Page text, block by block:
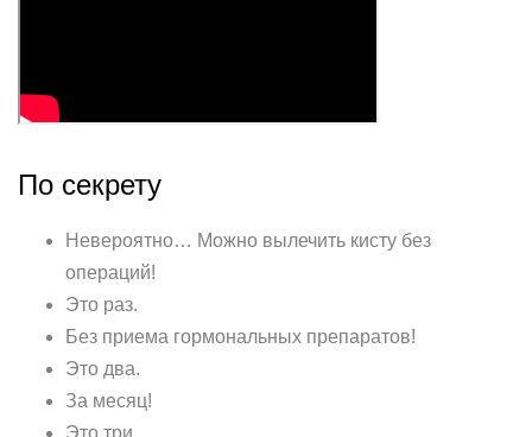
По секрету
Невероятно… Можно вылечить кисту без
операций!
Это раз.
Без приема гормональных препаратов!
Это два.
За месяц!
Это три.